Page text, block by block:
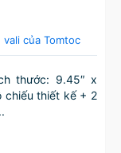
vali của Tomtoc
thước: 9.45″ x
chiếu thiết kế + 2